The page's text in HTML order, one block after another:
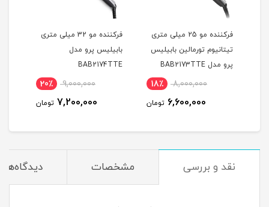
فرکننده مو 25 میلی متری
تیتانیوم تورمالین بابیلیس
پرو مدل BAB2173TTE
8,000,000 18٪
6,600,000 تومان
فرکننده مو 32 میلی متری
بابیلیس پرو مدل
BAB2174TTE
9,000,000 20٪
7,200,000 تومان
نقد و بررسی مشخصات دیدگاه‌ها